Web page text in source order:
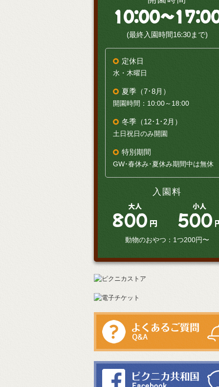
10:00～
(最終入園時間16:30まで)
定休日
水・木曜日
夏季（7･8月）
開園時間：10:00～18:00
冬季（12･1･2月）
土日祝日のみ開園
特別期間
GW･春休み･夏休み期間中は無休
入園料
大人
800 円
小人
500
動物のおやつ：1つ200円〜